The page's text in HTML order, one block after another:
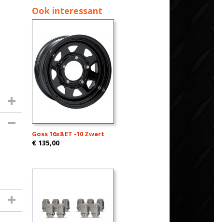
Ook interessant
Goss 16x8 ET -10 Zwart
€ 135,00